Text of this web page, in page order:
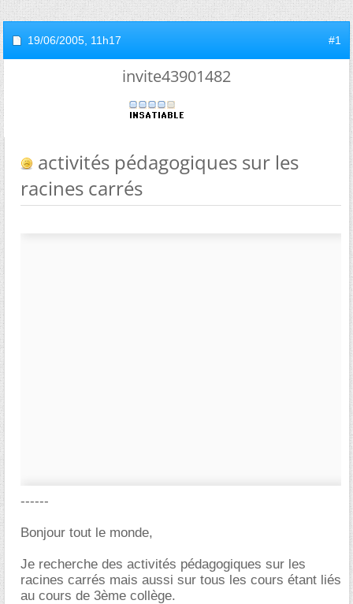
19/06/2005, 11h17 #1
invite43901482
activités pédagogiques sur les
racines carrés
------
Bonjour tout le monde,
Je recherche des activités pédagogiques sur les
racines carrés mais aussi sur tous les cours étant liés
au cours de 3ème collège.